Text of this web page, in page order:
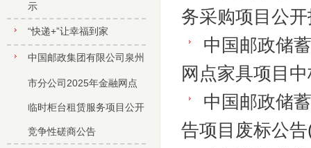
示
“快递+”让幸福到家
中国邮政集团有限公司泉州
市分公司2025年金融网点
临时柜台租赁服务项目公开
竞争性磋商公告
务采购项目公
中国邮政储
网点家具项目
中国邮政储
告项目废标公告